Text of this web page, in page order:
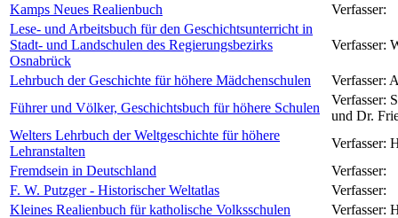
Kamps Neues Realienbuch
Verfasser:
Lese- und Arbeitsbuch für den Geschichtsunterricht in
Stadt- und Landschulen des Regierungsbezirks
Osnabrück
Verfasser:
Lehrbuch der Geschichte für höhere Mädchenschulen Verfasser:
Führer und Völker, Geschichtsbuch für höhere Schulen
Verfasser:
und Dr.
Welters Lehrbuch der Weltgeschichte für höhere
Lehranstalten
Verfasser:
Fremdsein in Deutschland
Verfasser:
F. W. Putzger - Historischer Weltatlas
Verfasser:
Kleines Realienbuch für katholische Volksschulen
Verfasser: